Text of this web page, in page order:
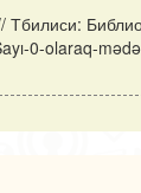
0-olaraq-